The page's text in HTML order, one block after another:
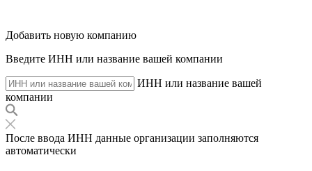
Добавить новую компанию
Введите ИНН или название вашей компании
ИНН или название вашей
компании
После ввода ИНН данные организации заполняются
автоматически